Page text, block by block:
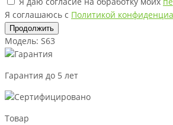
Я соглашаюсь с Политикой
Продолжить
Модель: S63
Гарантия до 5 лет
Товар